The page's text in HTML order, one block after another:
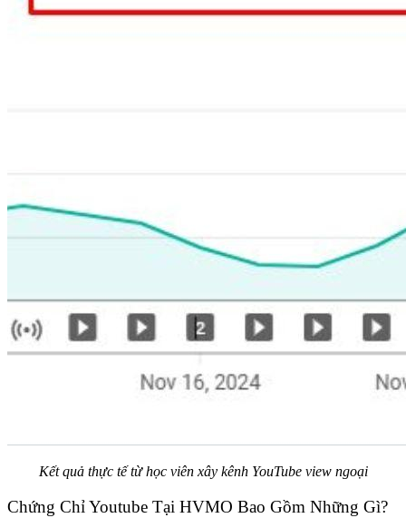
Kết quả thực tế từ học viên xây kênh YouTube view ngoại
Chứng Chỉ Youtube Tại HVMO Bao Gồm Những Gì?